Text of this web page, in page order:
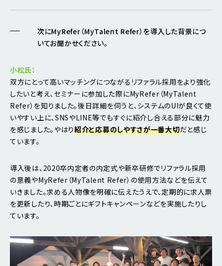
次にMyRefer（MyTalent Refer）を導入した背景につ
いてお聞かせください。
小松氏：
双方にとって高いマッチングにつながるリファラル採用をより強化
したいと考え、セミナーに参加した際にMyRefer（MyTalent
Refer）を知りました。後日詳細を伺うと、システムのUIが良くて使
いやすい上に、SNSやLINE等でもすぐに紹介し合える部分に魅力
を感じました。やはり紹介と応募のしやすさが一番大切だと感じ
ています。
導入後は、2020卒内定者の内定式や新卒研修でリファラル採用
の意義やMyRefer（MyTalent Refer）の使用方法などを伝えて
いきました。求める人物像を明確に伝えたうえで、定期的に求人票
を更新したり、時期ごとにギフトキャンペーンなどを実施したりし
ています。